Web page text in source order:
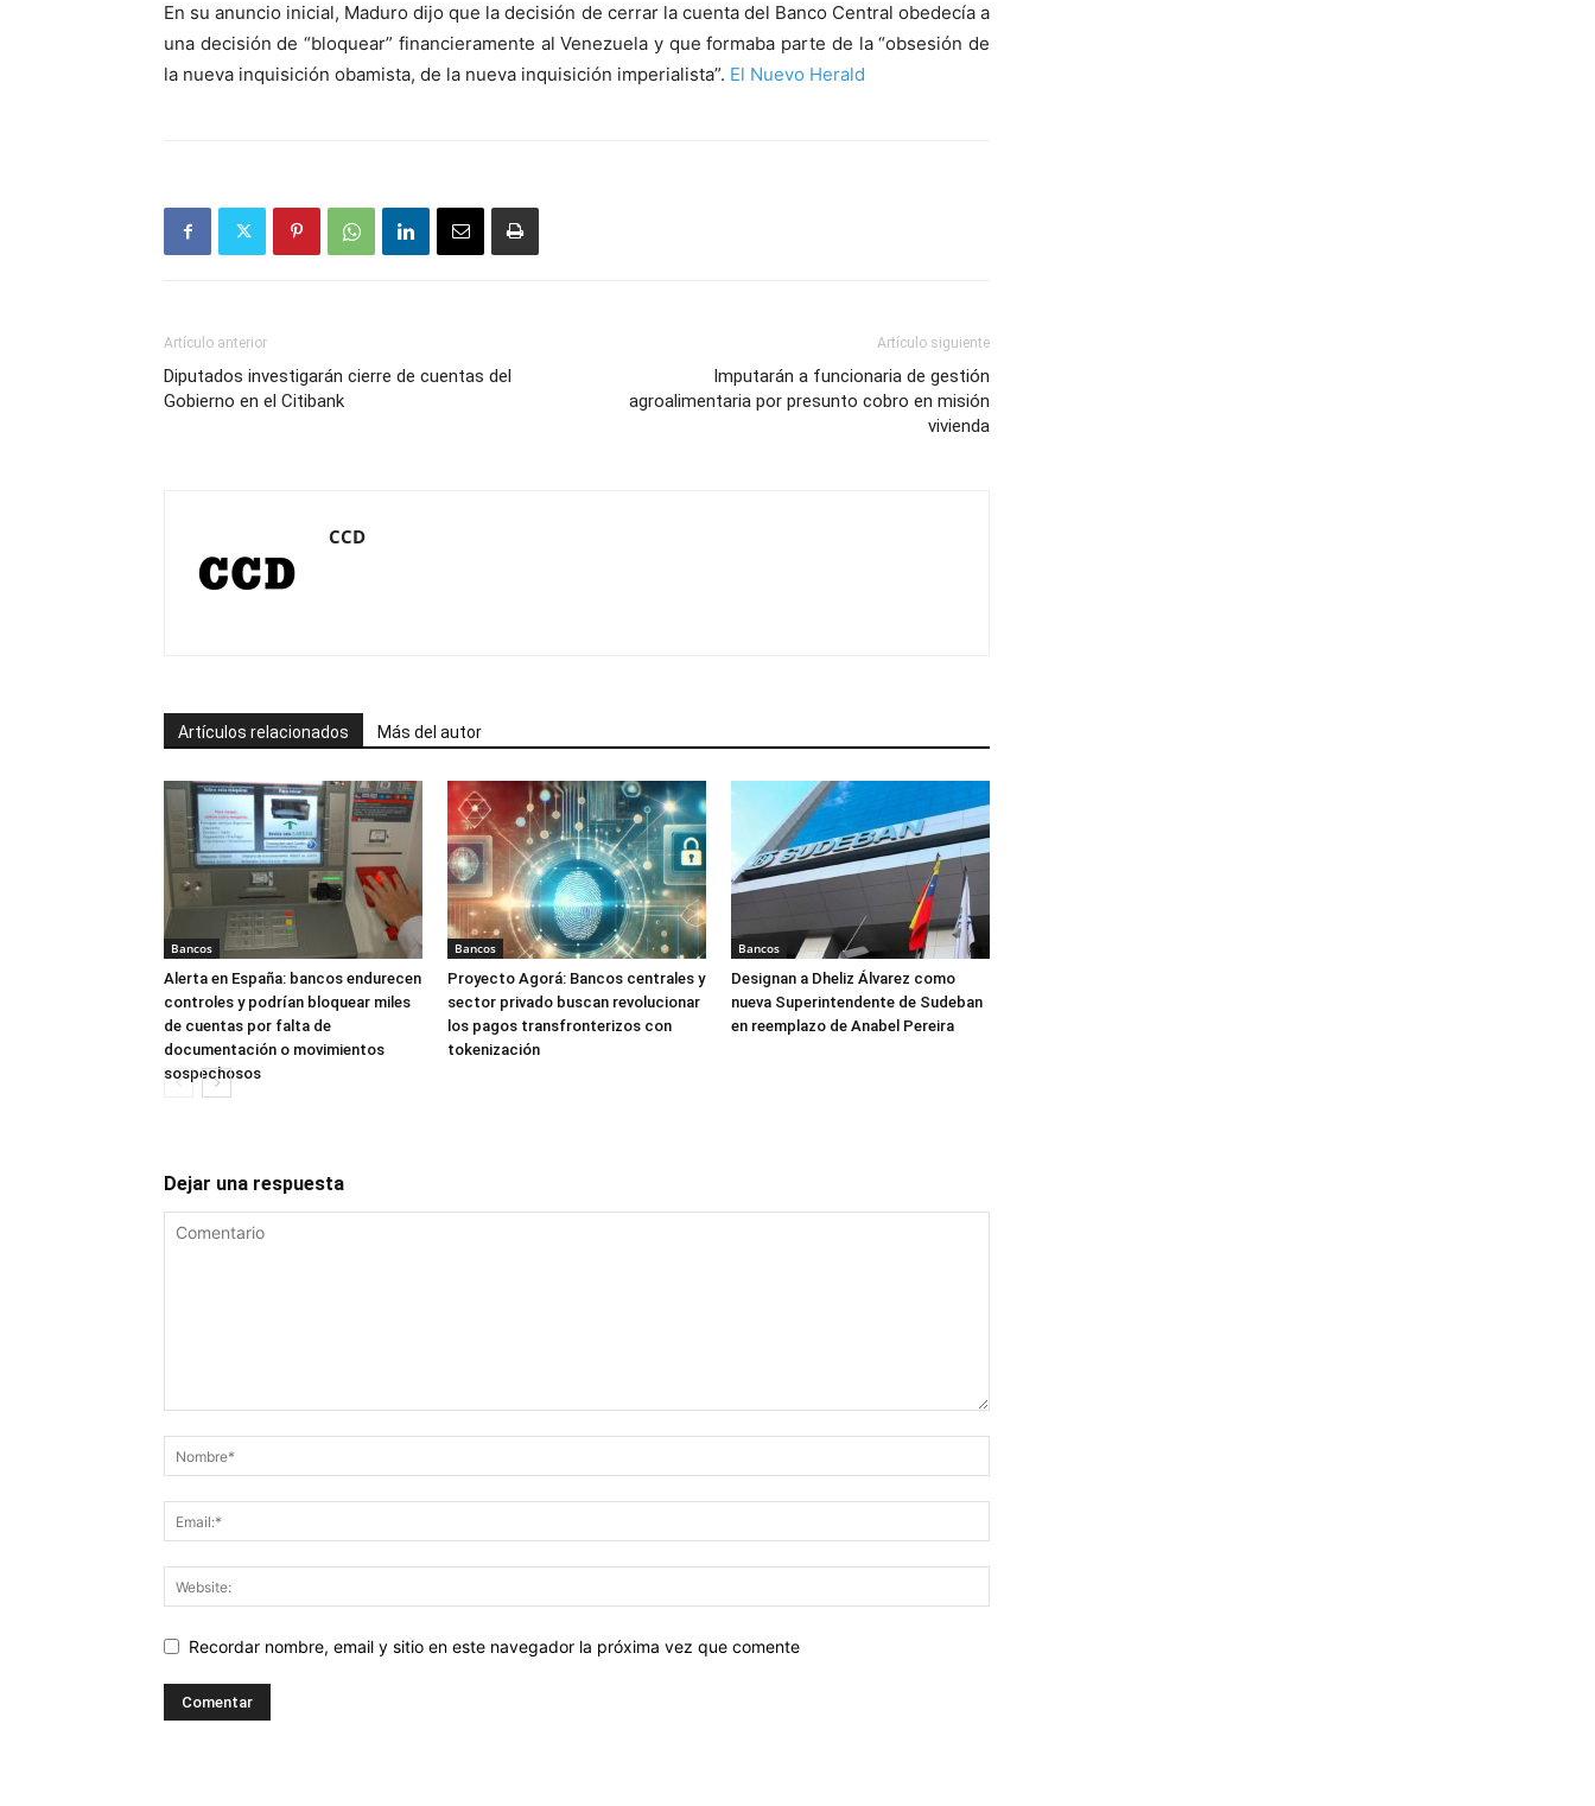
En su anuncio inicial, Maduro dijo que la decisión de cerrar la cuenta del Banco Central obedecía a
una decisión de “bloquear” financieramente al Venezuela y que formaba parte de la “obsesión de
la nueva inquisición obamista, de la nueva inquisición imperialista”. El Nuevo Herald
Artículo anterior
Diputados investigarán cierre de cuentas del
Gobierno en el Citibank
Artículo siguiente
Imputarán a funcionaria de gestión
agroalimentaria por presunto cobro en misión
vivienda
CCD
Artículos relacionados Más del autor
Bancos
Alerta en España: bancos endurecen
controles y podrían bloquear miles
de cuentas por falta de
documentación o movimientos
sospechosos
Bancos
Proyecto Agorá: Bancos centrales y
sector privado buscan revolucionar
los pagos transfronterizos con
tokenización
Bancos
Designan a Dheliz Álvarez como
nueva Superintendente de Sudeban
en reemplazo de Anabel Pereira
Dejar una respuesta
Recordar nombre, email y sitio en este navegador la próxima vez que comente